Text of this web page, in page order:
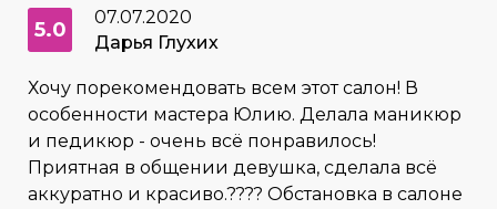
5.0
07.07.2020
Дарья Глухих
Хочу порекомендовать всем этот салон! В
особенности мастера Юлию. Делала маникюр
и педикюр - очень всё понравилось!
Приятная в общении девушка, сделала всё
аккуратно и красиво.???? Обстановка в салоне